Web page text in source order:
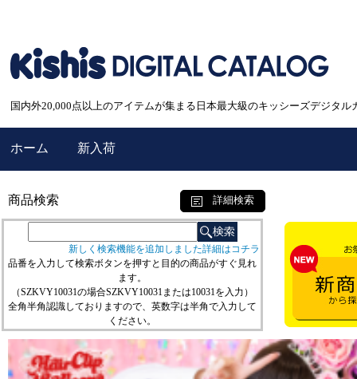
国内外20,000点以上のアイテムが集まる日本最大級のキッシーズデジタル
ホーム 新入荷
商品検索 詳細検索
新しく検索機能を追加しました詳細はコチラ
品番を入力して検索ボタンを押すと目的の商品がすぐ見れ
ます。
（SZKVY10031の場合SZKVY10031または10031を入力）
全角半角認識しておりますので、英数字は半角で入力して
ください。